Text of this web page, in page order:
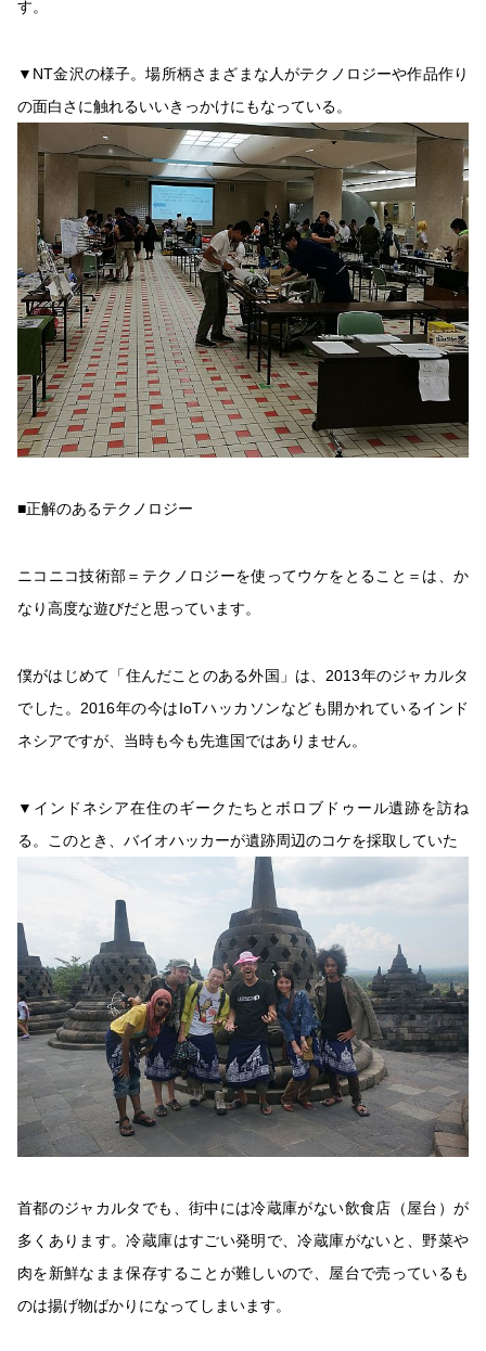
す。
▼NT金沢の様子。場所柄さまざまな人がテクノロジーや作品作り
の面白さに触れるいいきっかけにもなっている。
■正解のあるテクノロジー
ニコニコ技術部＝テクノロジーを使ってウケをとること＝は、か
なり高度な遊びだと思っています。
僕がはじめて「住んだことのある外国」は、2013年のジャカルタ
でした。2016年の今はIoTハッカソンなども開かれているインド
ネシアですが、当時も今も先進国ではありません。
▼インドネシア在住のギークたちとボロブドゥール遺跡を訪ね
る。このとき、バイオハッカーが遺跡周辺のコケを採取していた
首都のジャカルタでも、街中には冷蔵庫がない飲食店（屋台）が
多くあります。冷蔵庫はすごい発明で、冷蔵庫がないと、野菜や
肉を新鮮なまま保存することが難しいので、屋台で売っているも
のは揚げ物ばかりになってしまいます。